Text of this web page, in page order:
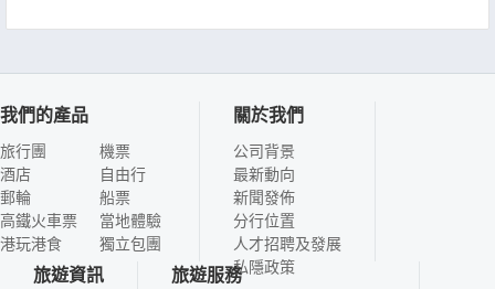
我們的產品
旅行團
酒店
郵輪
高鐵火車票
港玩港食
機票
自由行
船票
當地體驗
獨立包團
關於我們
公司背景
最新動向
新聞發佈
分行位置
人才招聘及發展
私隱政策
旅遊資訊 旅遊服務